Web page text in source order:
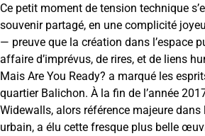
Ce petit moment de tension technique
souvenir partagé, en une complicité
— preuve que la création dans l’espace
affaire d’imprévus, de rires, et de liens
Mais Are You Ready? a marqué les
quartier Balichon. À la fin de l’année
Widewalls, alors référence majeure dans
urbain, a élu cette fresque plus belle